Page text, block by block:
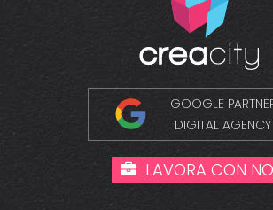
GOOGLE
DIGITAL AGENCY
LAVORA CON